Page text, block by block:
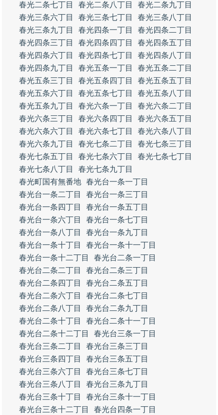
春光二条七丁目
春光二条八丁目
春光二条九丁目
春光三条六丁目
春光三条七丁目
春光三条八丁目
春光三条九丁目
春光四条一丁目
春光四条二丁目
春光四条三丁目
春光四条四丁目
春光四条五丁目
春光四条六丁目
春光四条七丁目
春光四条八丁目
春光四条九丁目
春光五条一丁目
春光五条二丁目
春光五条三丁目
春光五条四丁目
春光五条五丁目
春光五条六丁目
春光五条七丁目
春光五条八丁目
春光五条九丁目
春光六条一丁目
春光六条二丁目
春光六条三丁目
春光六条四丁目
春光六条五丁目
春光六条六丁目
春光六条七丁目
春光六条八丁目
春光六条九丁目
春光七条二丁目
春光七条三丁目
春光七条五丁目
春光七条六丁目
春光七条七丁目
春光七条八丁目
春光七条九丁目
春光町国有無番地 春光台一条一丁目
春光台一条二丁目
春光台一条三丁目
春光台一条四丁目
春光台一条五丁目
春光台一条六丁目
春光台一条七丁目
春光台一条八丁目
春光台一条九丁目
春光台一条十丁目
春光台一条十一丁目
春光台一条十二丁目
春光台二条一丁目
春光台二条二丁目
春光台二条三丁目
春光台二条四丁目
春光台二条五丁目
春光台二条六丁目
春光台二条七丁目
春光台二条八丁目
春光台二条九丁目
春光台二条十丁目
春光台二条十一丁目
春光台二条十二丁目
春光台三条一丁目
春光台三条二丁目
春光台三条三丁目
春光台三条四丁目
春光台三条五丁目
春光台三条六丁目
春光台三条七丁目
春光台三条八丁目
春光台三条九丁目
春光台三条十丁目
春光台三条十一丁目
春光台三条十二丁目
春光台四条一丁目